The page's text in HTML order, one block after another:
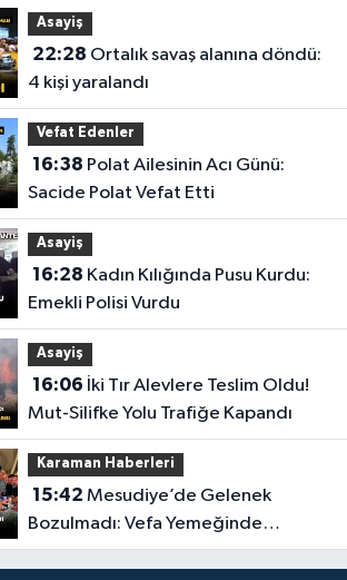
Asayiş
22:28
4 kişi yaralandı
Vefat Edenler
16:38
Sacide Polat Vefat Etti
Asayiş
16:28
Emekli Polisi Vurdu
Asayiş
16:06
Mut-Silifke Yolu Trafiğe Kapandı
Karaman Haberleri
15:42
Bozulmadı: Vefa Yemeğinde
Buluştular